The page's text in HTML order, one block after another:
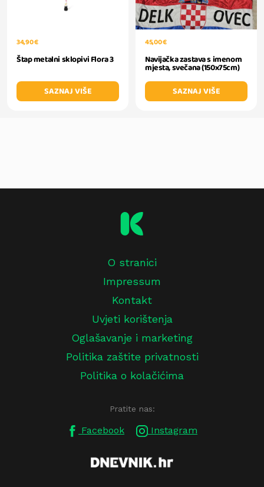
34,90 €
Štap metalni sklopivi Flora 3
SAZNAJ VIŠE
45,00 €
Navijačka zastava s imenom
mjesta, svečana (150x75cm)
SAZNAJ VIŠE
O stranici
Impressum
Kontakt
Uvjeti korištenja
Oglašavanje i marketing
Politika zaštite privatnosti
Politika o kolačićima
Pratite nas:
Facebook Instagram